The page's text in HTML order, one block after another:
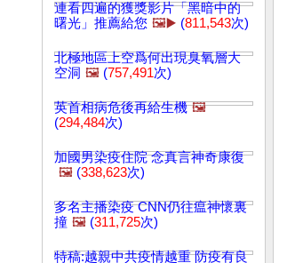
連看四遍的獲獎影片「黑暗中的
曙光」推薦給您 🖼️▶️ (811,543次)
北極地區上空爲何出現臭氧層大
空洞 🖼️ (757,491次)
英首相病危後再給生機 🖼️
(294,484次)
加國男染疫住院 念真言神奇康復
🖼️ (338,623次)
多名主播染疫 CNN仍往瘟神懷裏
撞 🖼️ (311,725次)
特稿:越親中共疫情越重 防疫有良